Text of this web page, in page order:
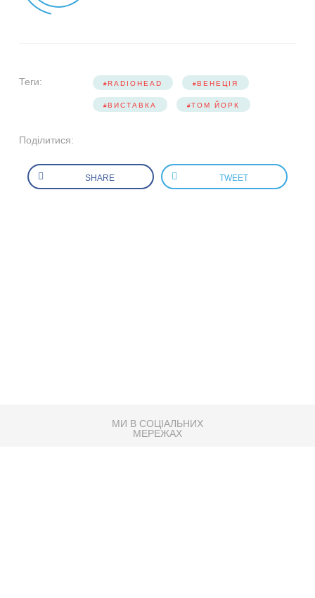
Теги: RADIOHEAD ВЕНЕЦІЯ
ВИСТАВКА ТОМ ЙОРК
Поділитися:
SHARE TWEET
МИ В СОЦІАЛЬНИХ
МЕРЕЖАХ